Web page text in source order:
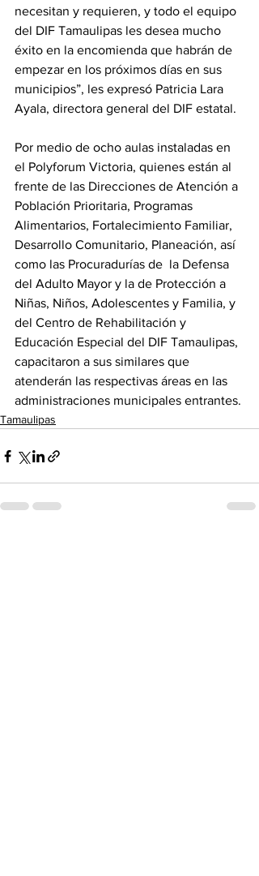
necesitan y requieren, y todo el equipo
del DIF Tamaulipas les desea mucho
éxito en la encomienda que habrán de
empezar en los próximos días en sus
municipios”, les expresó Patricia Lara
Ayala, directora general del DIF estatal.
Por medio de ocho aulas instaladas en
el Polyforum Victoria, quienes están al
frente de las Direcciones de Atención a
Población Prioritaria, Programas
Alimentarios, Fortalecimiento Familiar,
Desarrollo Comunitario, Planeación, así
como las Procuradurías de  la Defensa
del Adulto Mayor y la de Protección a
Niñas, Niños, Adolescentes y Familia, y
del Centro de Rehabilitación y
Educación Especial del DIF Tamaulipas,
capacitaron a sus similares que
atenderán las respectivas áreas en las
administraciones municipales entrantes.
Tamaulipas